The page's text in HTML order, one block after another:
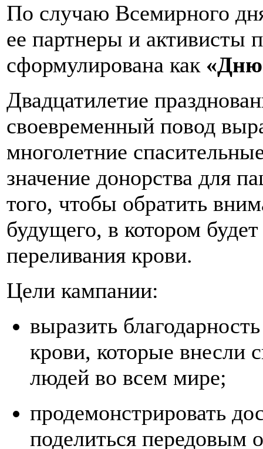
По случаю Всемирного
ее партнеры и активисты
сформулирована как «Дню
Двадцатилетие
своевременный повод
многолетние
значение донорства для
того, чтобы обратить
будущего, в котором
переливания крови.
Цели кампании:
выразить
крови, которые внесли
людей во всем мире;
продемонстрировать
поделиться передовым